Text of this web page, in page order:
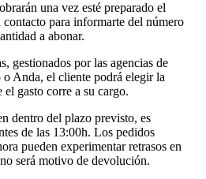
una vez esté preparado el
para informarte del número
a abonar.
gestionados por las agencias de
Anda, el cliente podrá elegir la
gasto corre a su cargo.
dentro del plazo previsto, es
de las 13:00h. Los pedidos
pueden experimentar retrasos en
será motivo de devolución.